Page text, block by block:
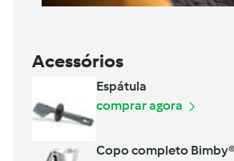
Acessórios
Espátula
comprar agora
Copo completo